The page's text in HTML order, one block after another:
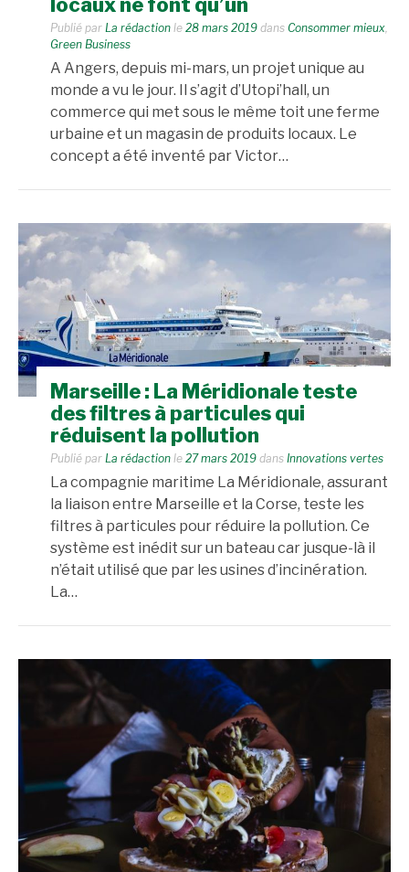
Publié par La rédaction le 28 mars 2019 dans Consommer mieux,
Green Business
A Angers, depuis mi-mars, un projet unique au
monde a vu le jour. Il s’agit d’Utopi’hall, un
commerce qui met sous le même toit une ferme
urbaine et un magasin de produits locaux. Le
concept a été inventé par Victor…
Marseille : La Méridionale teste
des filtres à particules qui
réduisent la pollution
Publié par La rédaction le 27 mars 2019 dans Innovations vertes
La compagnie maritime La Méridionale, assurant
la liaison entre Marseille et la Corse, teste les
filtres à particules pour réduire la pollution. Ce
système est inédit sur un bateau car jusque-là il
n’était utilisé que par les usines d’incinération.
La…